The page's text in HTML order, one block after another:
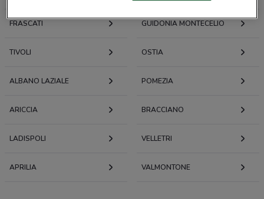
FRASCATI GUIDONIA MONTECELIO
TIVOLI OSTIA
ALBANO LAZIALE POMEZIA
ARICCIA BRACCIANO
LADISPOLI VELLETRI
APRILIA VALMONTONE